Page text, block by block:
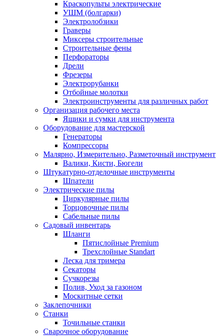
Краскопульты электрические
УШМ (болгарки)
Электролобзики
Граверы
Миксеры строительные
Строительные фены
Перфораторы
Дрели
Фрезеры
Электрорубанки
Отбойные молотки
Электроинструменты для различных работ
Организация рабочего места
Ящики и сумки для инструмента
Оборудование для мастерской
Генераторы
Компрессоры
Малярно, Измерительно, Разметочный инструмент
Валики, Кисти, Бюгели
Штукатурно-отделочные инструменты
Шпатели
Электрические пилы
Циркулярные пилы
Торцовочные пилы
Сабельные пилы
Садовый инвентарь
Шланги
Пятислойные Premium
Трехслойные Standart
Леска для тримера
Секаторы
Сучкорезы
Полив, Уход за газоном
Москитные сетки
Заклепочники
Станки
Точильные станки
Сварочное оборудование